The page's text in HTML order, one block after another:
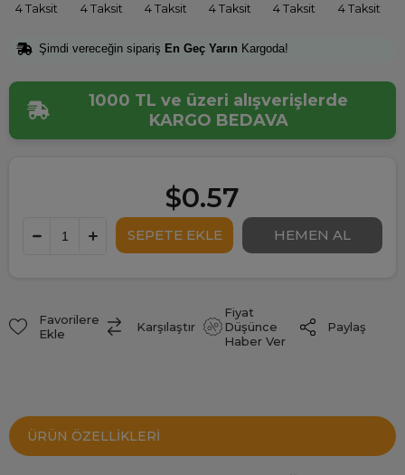
4 Taksit 4 Taksit 4 Taksit 4 Taksit 4 Taksit 4 Taksit
Şimdi vereceğin sipariş En Geç Yarın Kargoda!
1000 TL ve üzeri alışverişlerde
KARGO BEDAVA
$0.57
Favorilere
Ekle
Karşılaştır
Fiyat
Düşünce
Haber Ver
Paylaş
ÜRÜN ÖZELLIKLERI